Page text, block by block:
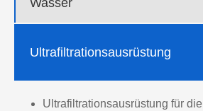
Wasser
Ultrafiltrationsausrüstung
Ultrafiltrationsausrüstung für die